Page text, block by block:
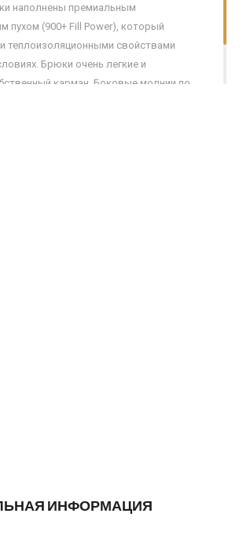
наполнены премиальным
пухом (900+ Fill Power), который
теплоизоляционными свойствами
Брюки очень легкие и
карман. Боковые молнии по
ИНФОРМАЦИЯ